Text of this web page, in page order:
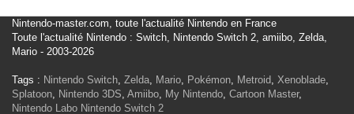
Nintendo-master.com, toute l'actualité Nintendo en France
Toute l'actualité Nintendo : Switch, Nintendo Switch 2, amiibo, Zelda,
Mario - 2003-2026
Tags : Nintendo Switch, Zelda, Mario, Pokémon, Metroid, Xenoblade,
Splatoon, Nintendo 3DS, Amiibo, My Nintendo, Cartoon Master,
Nintendo Labo Nintendo Switch 2